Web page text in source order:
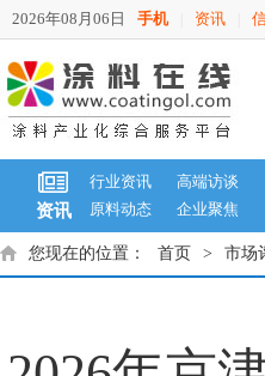
2026年08月06日 手机 资讯
资讯
行业资讯
高端访谈
原料动态
企业聚焦
您现在的位置： 首页 > 市场